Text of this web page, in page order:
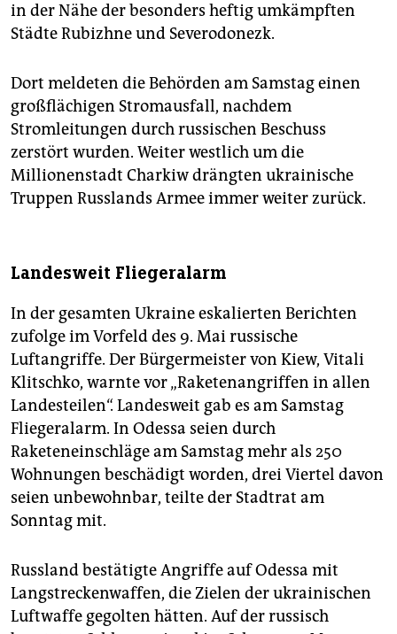
in der Nähe der besonders heftig umkämpften
Städte Rubizhne und Severodonezk.
Dort meldeten die Behörden am Samstag einen
großflächigen Stromausfall, nachdem
Stromleitungen durch russischen Beschuss
zerstört wurden. Weiter westlich um die
Millionenstadt Charkiw drängten ukrainische
Truppen Russlands Armee immer weiter zurück.
Landesweit Fliegeralarm
In der gesamten Ukraine eskalierten Berichten
zufolge im Vorfeld des 9. Mai russische
Luftangriffe. Der Bürgermeister von Kiew, Vitali
Klitschko, warnte vor „Raketenangriffen in allen
Landesteilen“. Landesweit gab es am Samstag
Fliegeralarm. In Odessa seien durch
Raketeneinschläge am Samstag mehr als 250
Wohnungen beschädigt worden, drei Viertel davon
seien unbewohnbar, teilte der Stadtrat am
Sonntag mit.
Russland bestätigte Angriffe auf Odessa mit
Langstreckenwaffen, die Zielen der ukrainischen
Luftwaffe gegolten hätten. Auf der russisch